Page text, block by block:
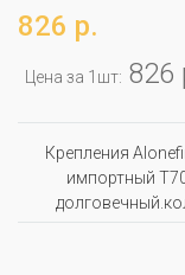
826 р.
Цена за 1шт: 826
Крепления
импортный